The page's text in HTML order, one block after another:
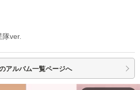
ver.
アルバム一覧ページへ